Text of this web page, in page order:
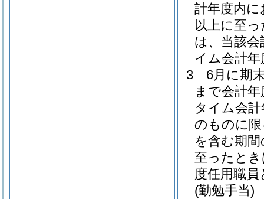
計年度内
以上に至
は、当該
イム会計
3
6月に期
まで会計
タイム会
のものに
を含む期
至ったと
度任用職
(勤勉手当)